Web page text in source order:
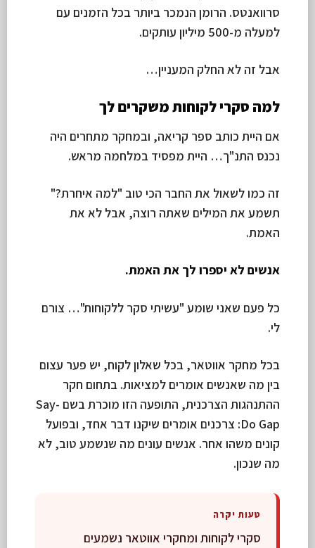
סרוואנטס. הרומן הנמכר ביותר בכל הזמנים עם
למעלה מ-500 מיליון עותקים.
אבל זה לא החלק המעניין…
למה סקרי לקוחות משקרים לך
אם היית כותב ספר קריאה, ובמחקר מתחרים היה
נכנס התנ"ך… היית מפסיד במלחמה מראש.
זה כמו לשאול את החבר הכי טוב "למה איחרת?"
תשמע את המילים שאתה רוצה, אבל לא את
האמת.
אנשים לא יספרו לך את האמת.
כל פעם שאני שומע "עשיתי סקר ללקוחות"… צורם
לי.
בכל מחקר אווטאר, בכל שאלון לקוח, יש פער עצום
בין מה שאנשים אומרים למציאות. בתחום חקר
ההתנהגות הצרכנית, התופעה הזו מוכרת בשם Say-
Do Gap: צרכנים אומרים שיקנו דבר אחד, ובפועל
קונים משהו אחר. אנשים עונים מה שנשמע טוב, לא
מה שנכון.
טעות יקרה
סקרי לקוחות ומחקרי אווטאר נשמעים